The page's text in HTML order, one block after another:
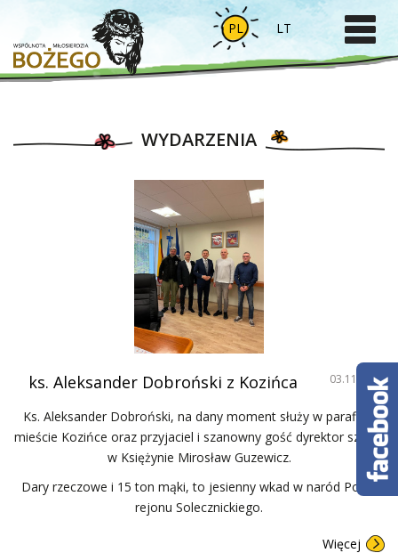
PL LT
WYDARZENIA
03.11.2023
ks. Aleksander Dobroński z Kozińca
Ks. Aleksander Dobroński, na dany moment służy w parafii w
mieście Kozińce oraz przyjaciel i szanowny gość dyrektor szkoły
w Księżynie Mirosław Guzewicz.
Dary rzeczowe i 15 ton mąki, to jesienny wkad w naród Polski
rejonu Solecznickiego.
Więcej